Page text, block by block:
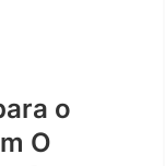
o
O